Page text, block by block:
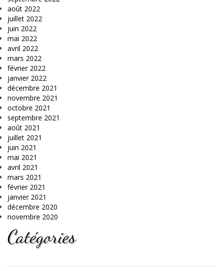
août 2022
juillet 2022
juin 2022
mai 2022
avril 2022
mars 2022
février 2022
janvier 2022
décembre 2021
novembre 2021
octobre 2021
septembre 2021
août 2021
juillet 2021
juin 2021
mai 2021
avril 2021
mars 2021
février 2021
janvier 2021
décembre 2020
novembre 2020
Catégories